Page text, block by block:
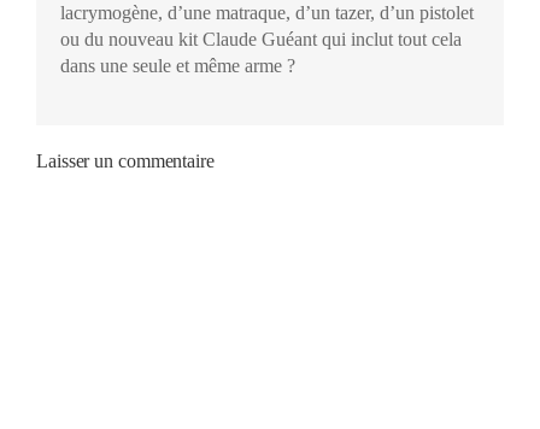
lacrymogène, d’une matraque, d’un tazer, d’un pistolet
ou du nouveau kit Claude Guéant qui inclut tout cela
dans une seule et même arme ?
Laisser un commentaire